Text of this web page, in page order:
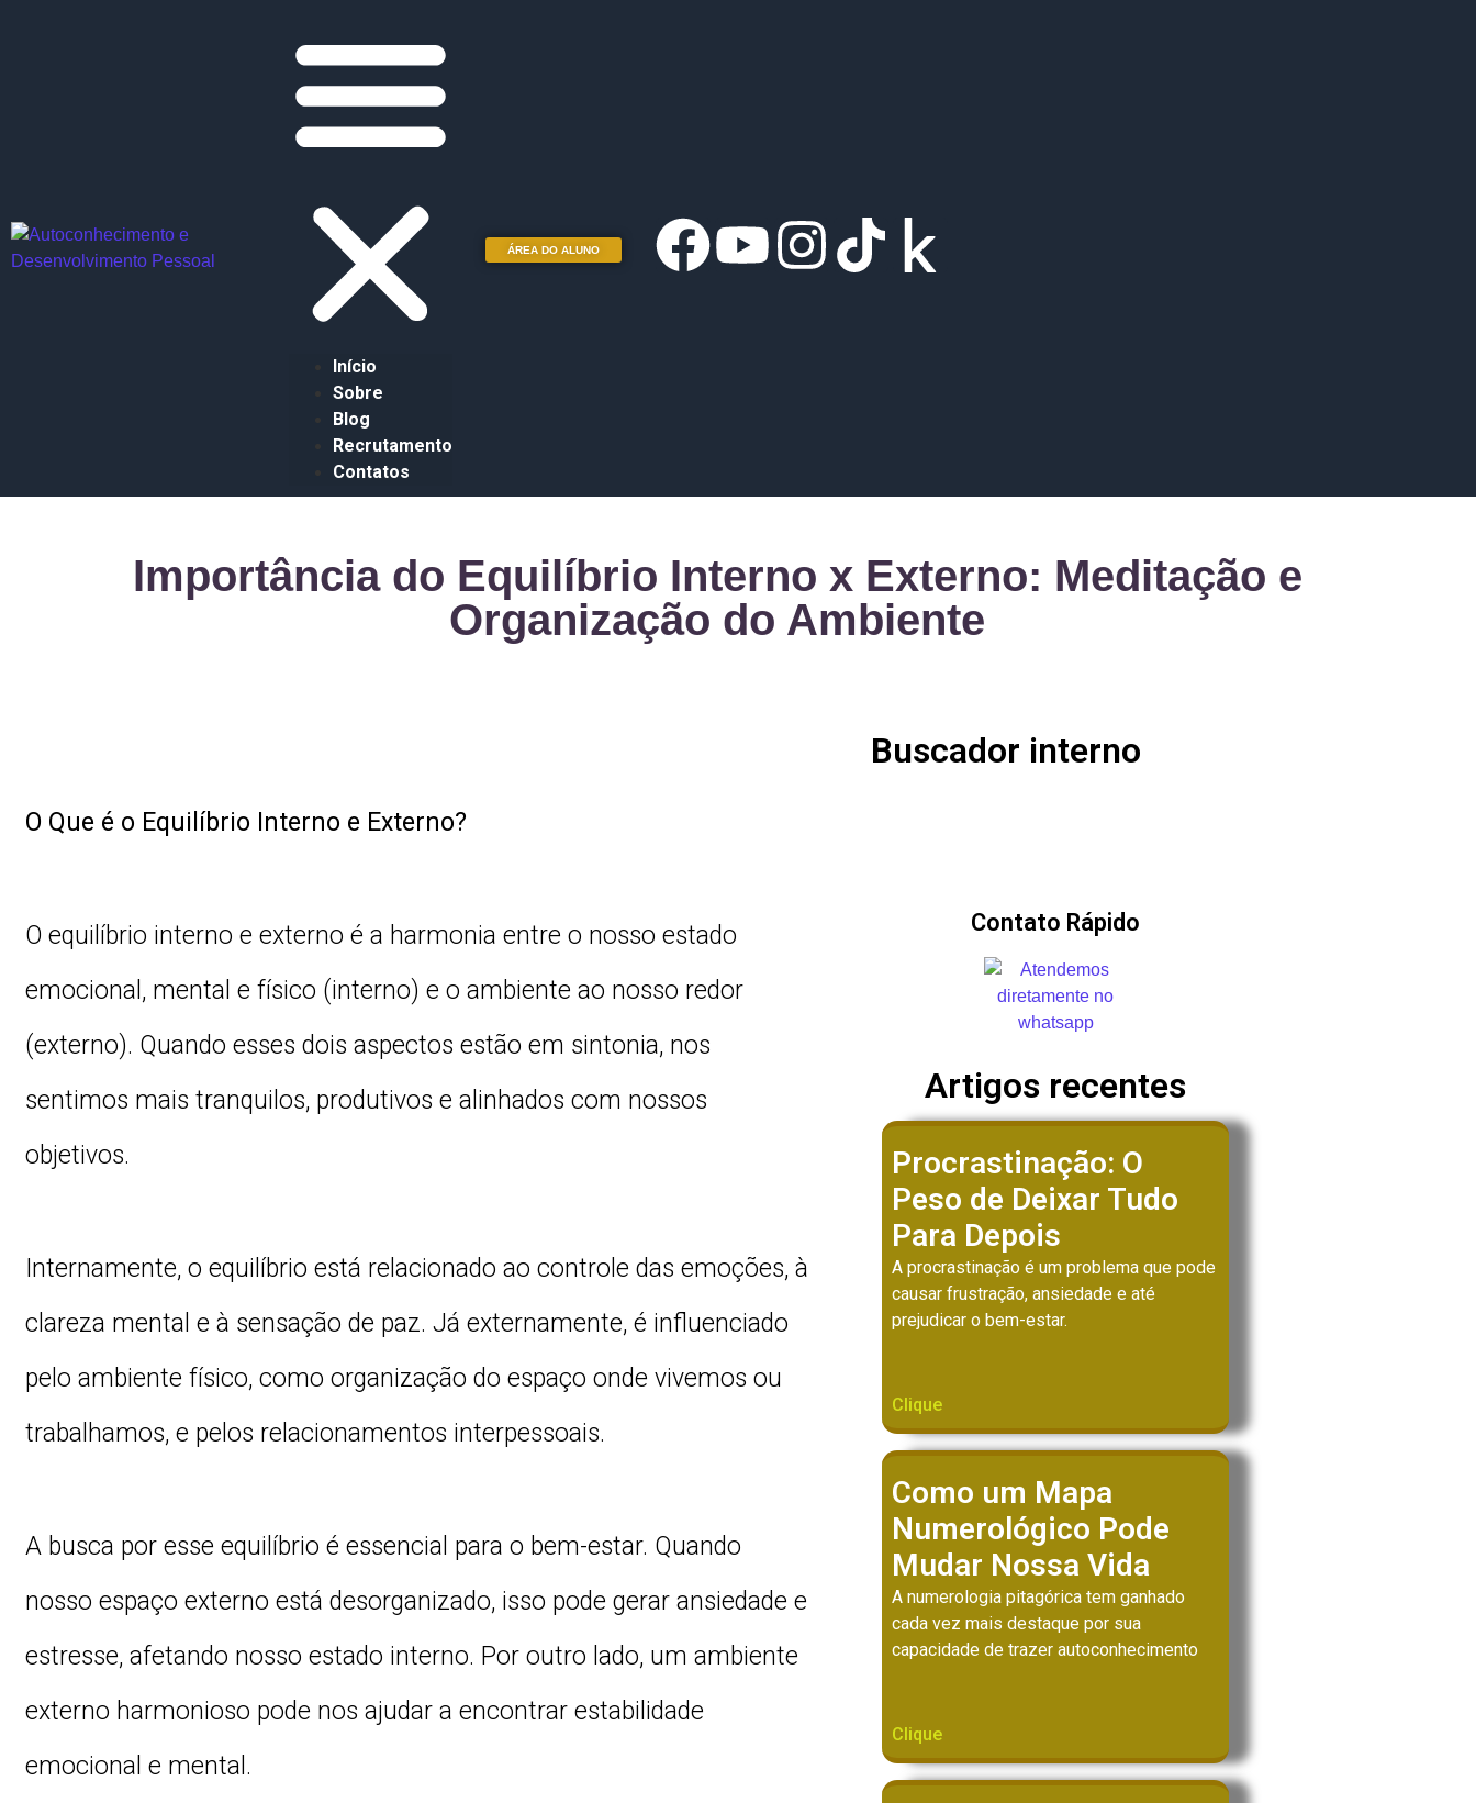
Início
Sobre
Blog
Recrutamento
Contatos
ÁREA DO ALUNO
Importância do Equilíbrio Interno x Externo: Meditação e
Organização do Ambiente
O Que é o Equilíbrio Interno e Externo?
O equilíbrio interno e externo é a harmonia entre o nosso estado
emocional, mental e físico (interno) e o ambiente ao nosso redor
(externo). Quando esses dois aspectos estão em sintonia, nos
sentimos mais tranquilos, produtivos e alinhados com nossos
objetivos.
Internamente, o equilíbrio está relacionado ao controle das emoções, à
clareza mental e à sensação de paz. Já externamente, é influenciado
pelo ambiente físico, como organização do espaço onde vivemos ou
trabalhamos, e pelos relacionamentos interpessoais.
A busca por esse equilíbrio é essencial para o bem-estar. Quando
nosso espaço externo está desorganizado, isso pode gerar ansiedade e
estresse, afetando nosso estado interno. Por outro lado, um ambiente
externo harmonioso pode nos ajudar a encontrar estabilidade
emocional e mental.
Buscador interno
Contato Rápido
Artigos recentes
Procrastinação: O
Peso de Deixar Tudo
Para Depois
A procrastinação é um problema que pode
causar frustração, ansiedade e até
prejudicar o bem-estar.
Clique
Como um Mapa
Numerológico Pode
Mudar Nossa Vida
A numerologia pitagórica tem ganhado
cada vez mais destaque por sua
capacidade de trazer autoconhecimento
Clique